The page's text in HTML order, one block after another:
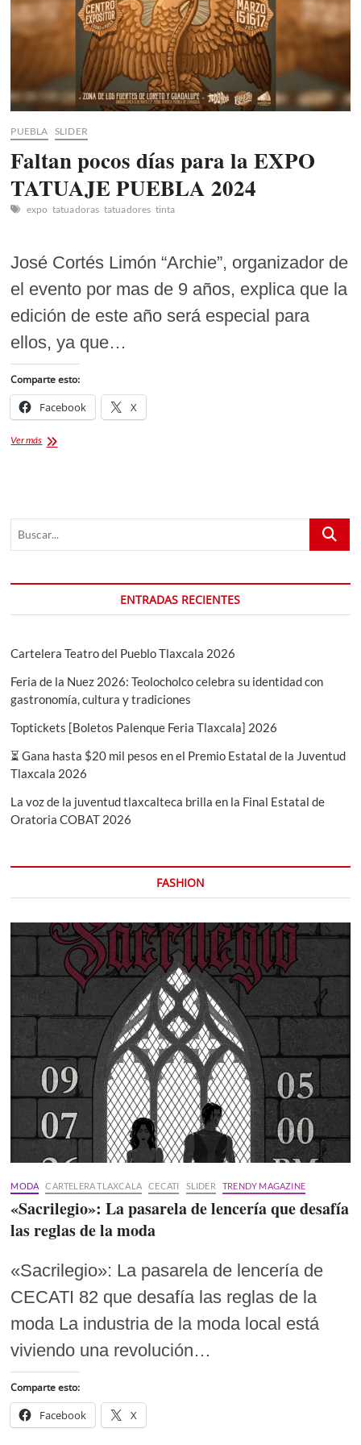
PUEBLA SLIDER
Faltan pocos días para la EXPO
TATUAJE PUEBLA 2024
expo tatuadoras tatuadores tinta
José Cortés Limón “Archie”, organizador de
el evento por mas de 9 años, explica que la
edición de este año será especial para
ellos, ya que…
Comparte esto:
Facebook X
Ver másFaltan
PUEBLA
2024
Buscar...
ENTRADAS RECIENTES
Cartelera Teatro del Pueblo Tlaxcala 2026
Feria de la Nuez 2026: Teolocholco celebra su identidad con
gastronomía, cultura y tradiciones
Toptickets [Boletos Palenque Feria Tlaxcala] 2026
⏳ Gana hasta $20 mil pesos en el Premio Estatal de la Juventud
Tlaxcala 2026
La voz de la juventud tlaxcalteca brilla en la Final Estatal de
Oratoria COBAT 2026
FASHION
MODA CARTELERA TLAXCALA CECATI SLIDER TRENDY MAGAZINE
«Sacrilegio»: La pasarela de lencería que desafía
las reglas de la moda
«Sacrilegio»: La pasarela de lencería de
CECATI 82 que desafía las reglas de la
moda La industria de la moda local está
viviendo una revolución…
Comparte esto:
Facebook X